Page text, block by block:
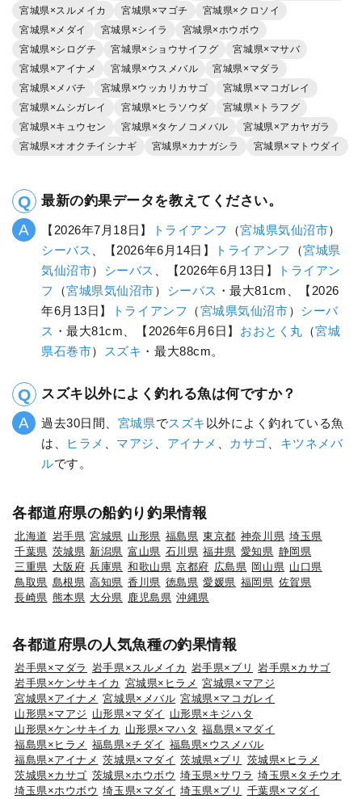
宮城県×スルメイカ
宮城県×マゴチ
宮城県×クロソイ
宮城県×メダイ
宮城県×シイラ
宮城県×ホウボウ
宮城県×シログチ
宮城県×ショウサイフグ
宮城県×マサバ
宮城県×アイナメ
宮城県×ウスメバル
宮城県×マダラ
宮城県×メバチ
宮城県×ウッカリカサゴ
宮城県×マコガレイ
宮城県×ムシガレイ
宮城県×ヒラソウダ
宮城県×トラフグ
宮城県×キュウセン
宮城県×タケノコメバル
宮城県×アカヤガラ
宮城県×オオクチイシナギ
宮城県×カナガシラ 宮城県×マトウダイ
最新の釣果データを教えてください。
【2026年7月18日】 トライアンフ （宮城県気仙沼市）
シーバス
、【2026年6月14日】 トライアンフ （宮城県
気仙沼市） シーバス 、【2026年6月13日】
トライアン
フ
（宮城県気仙沼市） シーバス ・最大81cm、【2026
年6月13日】
トライアンフ （宮城県気仙沼市） シーバ
ス ・最大81cm、【2026年6月6日】 おおとく丸 （宮城
県石巻市） スズキ ・最大88cm。
スズキ以外によく釣れる魚は何ですか？
過去30日間、 宮城県でスズキ 以外によく釣れている魚
は、
ヒラメ マアジ アイナメ カサゴ
キツネメバ
ルです。
各都道府県の船釣り釣果情報
北海道 岩手県 宮城県 山形県 福島県 東京都 神奈川県 埼玉県
千葉県 茨城県 新潟県 富山県 石川県 福井県 愛知県 静岡県
三重県 大阪府 兵庫県 和歌山県 京都府 広島県 岡山県 山口県
鳥取県 島根県 高知県 香川県 徳島県 愛媛県 福岡県 佐賀県
長崎県 熊本県 大分県 鹿児島県 沖縄県
各都道府県の人気魚種の釣果情報
岩手県×マダラ 岩手県×スルメイカ 岩手県×ブリ
岩手県×カサゴ
岩手県×ケンサキイカ 宮城県×ヒラメ 宮城県×マアジ
宮城県×アイナメ 宮城県×メバル 宮城県×マコガレイ
山形県×マアジ 山形県×マダイ
山形県×キジハタ
山形県×ケンサキイカ
山形県×マハタ 福島県×マダイ
福島県×ヒラメ 福島県×チダイ 福島県×ウスメバル
福島県×アイナメ 茨城県×マダイ 茨城県×ブリ
茨城県×ヒラメ
茨城県×カサゴ 茨城県×ホウボウ 埼玉県×サワラ 埼玉県×タチウオ
埼玉県×ホウボウ 埼玉県×マダイ 埼玉県×ブリ
千葉県×マダイ